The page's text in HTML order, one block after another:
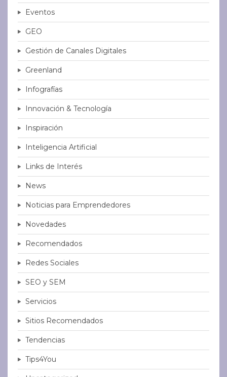
Eventos
GEO
Gestión de Canales Digitales
Greenland
Infografías
Innovación & Tecnología
Inspiración
Inteligencia Artificial
Links de Interés
News
Noticias para Emprendedores
Novedades
Recomendados
Redes Sociales
SEO y SEM
Servicios
Sitios Recomendados
Tendencias
Tips4You